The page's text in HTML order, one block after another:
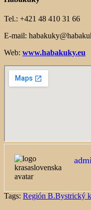
Tel.: +421 48 410 31 66
E-mail:
Web: www.habakuky.eu
Tags: Región B.Bystrický